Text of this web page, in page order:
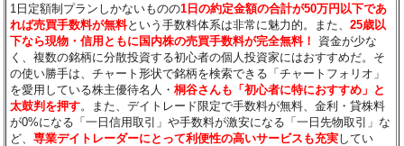
1日定額制プランしかないものの1日の約定金額の合計が50万円以下であ
れば売買手数料が無料という手数料体系は非常に魅力的。また、25歳以
下なら現物・信用ともに国内株の売買手数料が完全無料！
資金が少な
く、複数の銘柄に分散投資する初心者の個人投資家にはおすすめだ。そ
の使い勝手は、チャート形状で銘柄を検索できる「チャートフォリオ」
を愛用している株主優待名人・桐谷さんも「初心者に特におすすめ」と
太鼓判を押す。また、デイトレード限定で手数料が無料、金利・貸株料
が0%になる「一日信用取引」や手数料が激安になる「一日先物取引」な
ど、専業デイトレーダーにとって利便性の高いサービスも充実してい